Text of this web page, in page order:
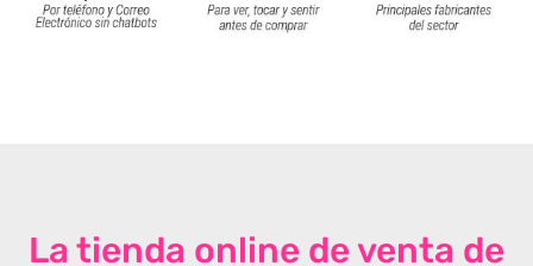
La tienda online de venta de